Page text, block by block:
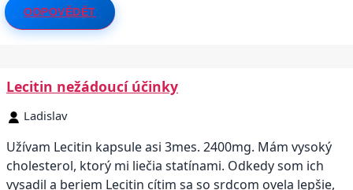
ODPOVĚDĚT
Lecitin nežádoucí účinky
Ladislav
Užívam Lecitin kapsule asi 3mes. 2400mg. Mám vysoký
cholesterol, ktorý mi liečia statínami. Odkedy som ich
vysadil a beriem Lecitin cítim sa so srdcom ovela lepšie,